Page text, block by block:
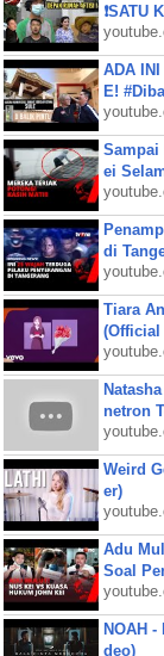
❗SATU
ADA
E!
Sampai
ei
di
Tiara
netron
Weird
er)
Adu
Soal
NOAH
deo)